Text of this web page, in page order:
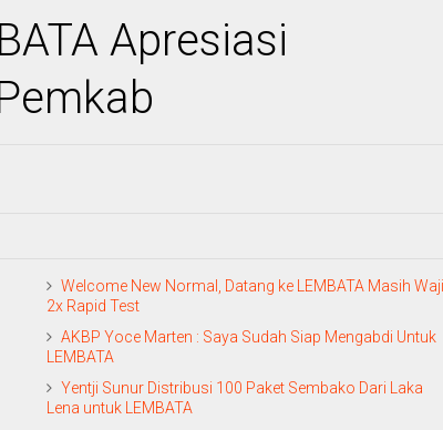
Apresiasi
Welcome New Normal, Datang ke LEMBATA Masih
2x Rapid Test
AKBP Yoce Marten : Saya Sudah Siap Mengabdi Untuk
LEMBATA
Yentji Sunur Distribusi 100 Paket Sembako Dari Laka
Lena untuk LEMBATA